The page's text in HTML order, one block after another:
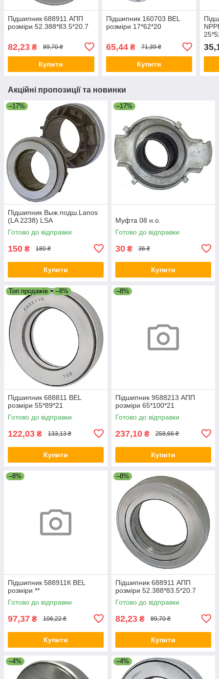
Підшипник 688911 АПП
розміри 52.388*83.5*20.7
82,23 ₴ 89,70 ₴
Купити
Підшипник 160703 BEL
розміри 17*62*20
65,44₴ 71,39 ₴
Купити
Акційні пропозиції та новинки
–17%
Підшипник Выж.подш.Lanos
(LA 2238) LSA
Готово до відправки
150 ₴ 180 ₴
Купити
–17%
Муфта 08 н.о.
Готово до відправки
30 ₴ 36 ₴
Купити
Топ продажів –8%
Підшипник 688811 BEL
розміри 55*89*21
Готово до відправки
122,03 ₴ 133,13 ₴
Купити
–8%
Підшипник 9588213 АПП
розміри 65*100*21
Готово до відправки
237,10 ₴ 258,66 ₴
Купити
–8%
Підшипник 588911К BEL
розміри **
Готово до відправки
97,37 ₴ 106,22 ₴
Купити
–8%
Підшипник 688911 АПП
розміри 52.388*83.5*20.7
Готово до відправки
82,23 ₴ 89,70 ₴
Купити
–4% –4%